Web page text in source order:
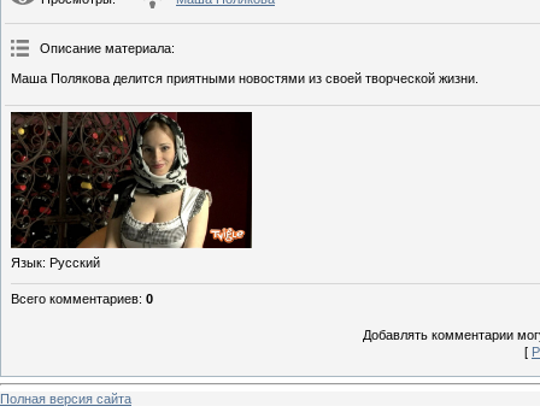
Описание материала:
Маша Полякова делится приятными новостями из своей творческой жизни.
Язык: Русский
Всего комментариев: 0
Добавлять комментарии
[
Полная версия сайта